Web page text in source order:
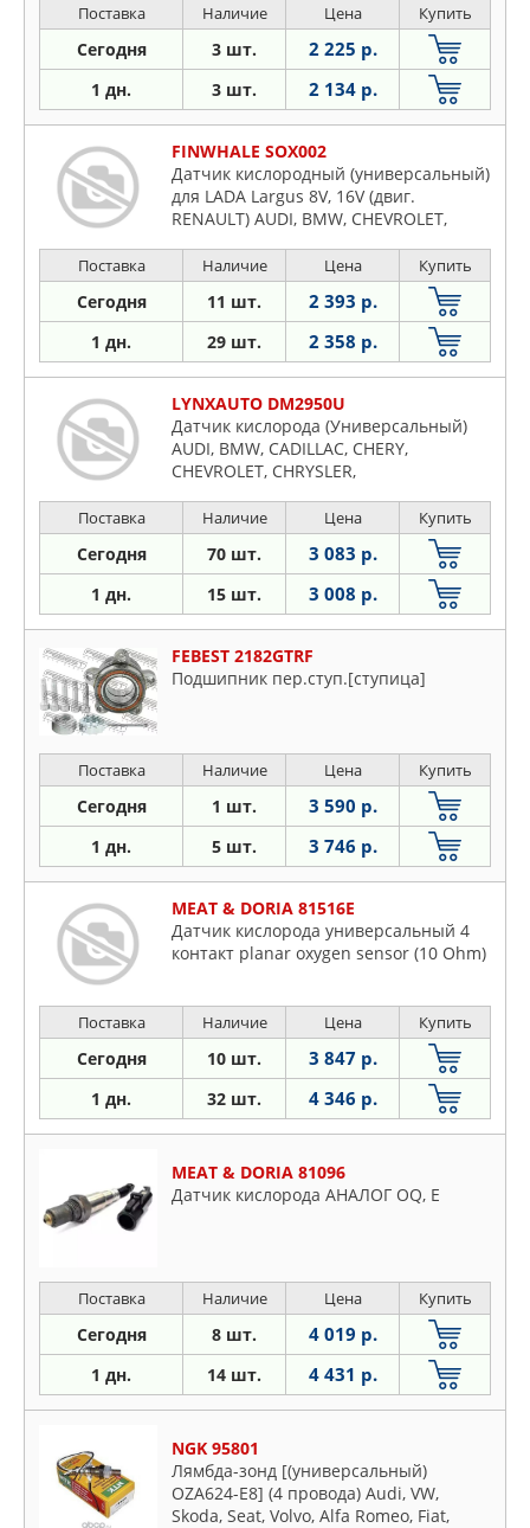
Поставка Наличие Цена Купить
Сегодня 3 шт. 2 225 р.
1 дн. 3 шт. 2 134 р.
FINWHALE SOX002
Датчик кислородный (универсальный)
для LADA Largus 8V, 16V (двиг.
RENAULT) AUDI, BMW, CHEVROLET,
Поставка Наличие Цена Купить
Сегодня 11 шт. 2 393 р.
1 дн. 29 шт. 2 358 р.
LYNXAUTO DM2950U
Датчик кислорода (Универсальный)
AUDI, BMW, CADILLAC, CHERY,
CHEVROLET, CHRYSLER,
Поставка Наличие Цена Купить
Сегодня 70 шт. 3 083 р.
1 дн. 15 шт. 3 008 р.
FEBEST 2182GTRF
Подшипник пер.ступ.[ступица]
Поставка Наличие Цена Купить
Сегодня 1 шт. 3 590 р.
1 дн. 5 шт. 3 746 р.
MEAT & DORIA 81516E
Датчик кислорода универсальный 4
контакт planar oxygen sensor (10 Ohm)
Поставка Наличие Цена Купить
Сегодня 10 шт. 3 847 р.
1 дн. 32 шт. 4 346 р.
MEAT & DORIA 81096
Датчик кислорода АНАЛОГ OQ, E
Поставка Наличие Цена Купить
Сегодня 8 шт. 4 019 р.
1 дн. 14 шт. 4 431 р.
NGK 95801
Лямбда-зонд [(универсальный)
OZA624-E8] (4 провода) Audi, VW,
Skoda, Seat, Volvo, Alfa Romeo, Fiat,